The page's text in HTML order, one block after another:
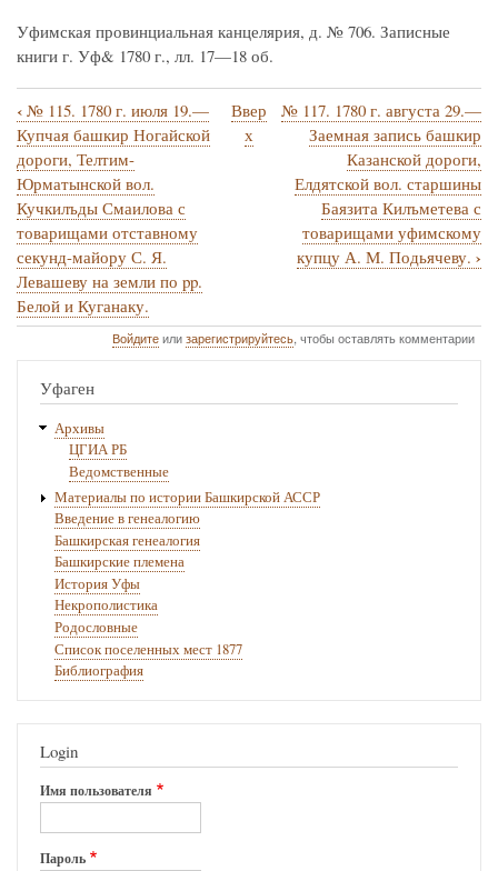
Уфимская провинциальная канцелярия, д. № 706. Записные
книги г. Уф& 1780 г., лл. 17—18 об.
Перекрёстные
ссылки
книги
для
№
116.1780
г.
июля
21.
—
Запись
башкир
Ногайской
дороги,
Чуби-
Минской
вол.
Темира
Ишменева
товарищами
татарам
той
‹ № 115. 1780 г. июля 19.—
Купчая башкир Ногайской
дороги, Телтим-
Юрматынской вол.
Кучкилъды Смаилова с
товарищами отставному
секунд-майору С. Я.
Левашеву на земли по pp.
Белой и Куганаку.
Ввер
х
№ 117. 1780 г. августа 29.—
Заемная запись башкир
Казанской дороги,
Елдятской вол. старшины
Баязита Килъметева с
товарищами уфимскому
купцу А. М. Подьячеву. ›
Войдитеилизарегистрируйтесь, чтобы оставлять комментарии
Уфаген
Архивы
ЦГИА РБ
Ведомственные
Материалы по истории Башкирской АССР
Введение в генеалогию
Башкирская генеалогия
Башкирские племена
История Уфы
Некрополистика
Родословные
Список поселенных мест 1877
Библиография
Login
Имя пользователя
Пароль